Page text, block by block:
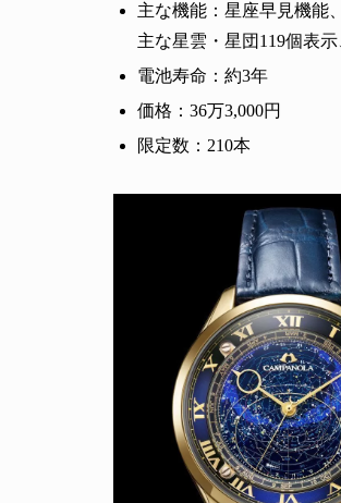
主な機能：星座早見機能
主な星雲・星団119個表
電池寿命：約3年
価格：36万3,000円
限定数：210本